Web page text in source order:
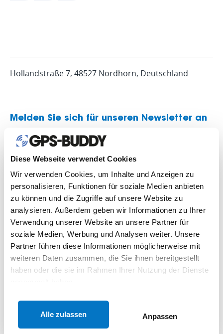
Diese Webseite verwendet Cookies
Wir verwenden Cookies, um Inhalte und Anzeigen zu
personalisieren, Funktionen für soziale Medien anbieten
zu können und die Zugriffe auf unsere Website zu
analysieren. Außerdem geben wir Informationen zu Ihrer
Verwendung unserer Website an unsere Partner für
soziale Medien, Werbung und Analysen weiter. Unsere
Partner führen diese Informationen möglicherweise mit
weiteren Daten zusammen, die Sie ihnen bereitgestellt
haben oder die sie im Rahmen Ihrer Nutzung der Dienste
Alle zulassen Anpassen
Hollandstraße 7, 48527 Nordhorn, Deutschland
Melden Sie sich für unseren Newsletter an
GPS-Buddy ©